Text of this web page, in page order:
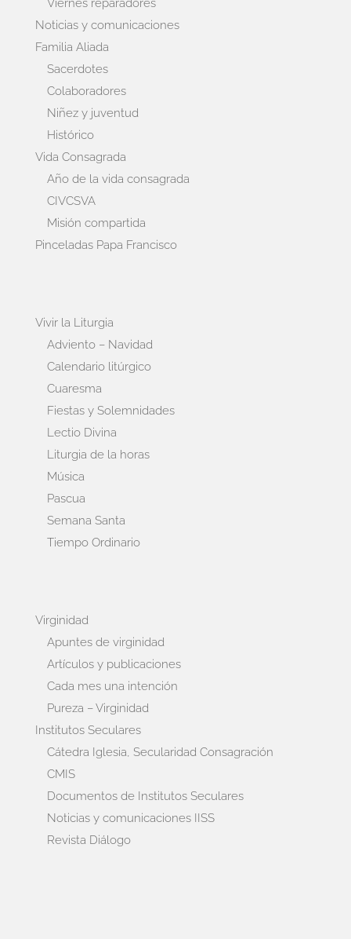
Viernes reparadores
Noticias y comunicaciones
Familia Aliada
Sacerdotes
Colaboradores
Niñez y juventud
Histórico
Vida Consagrada
Año de la vida consagrada
CIVCSVA
Misión compartida
Pinceladas Papa Francisco
Vivir la Liturgia
Adviento – Navidad
Calendario litúrgico
Cuaresma
Fiestas y Solemnidades
Lectio Divina
Liturgia de la horas
Música
Pascua
Semana Santa
Tiempo Ordinario
Virginidad
Apuntes de virginidad
Artículos y publicaciones
Cada mes una intención
Pureza – Virginidad
Institutos Seculares
Cátedra Iglesia, Secularidad Consagración
CMIS
Documentos de Institutos Seculares
Noticias y comunicaciones IISS
Revista Diálogo